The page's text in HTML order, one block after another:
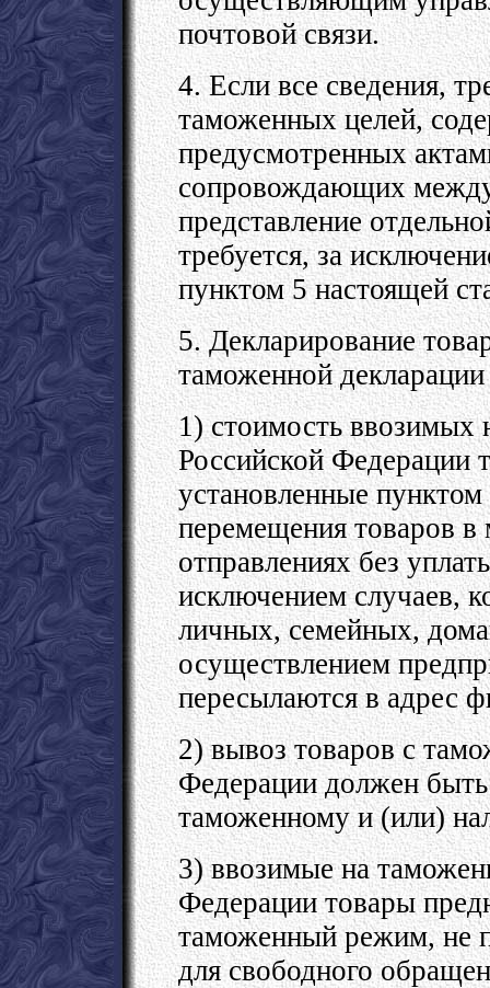
почтовой связи.
4. Если все сведения,
таможенных целей,
предусмотренных
сопровождающих
представление
требуется, за
пунктом 5 настоящей
5. Декларирование
таможенной декларации
1) стоимость
Российской Федерации
установленные пунктом
перемещения товаров
отправлениях без
исключением случаев,
личных, семейных,
осуществлением
пересылаются в адрес
2) вывоз товаров с
Федерации должен
таможенному и (или)
3) ввозимые на
Федерации товары
таможенный режим, не
для свободного